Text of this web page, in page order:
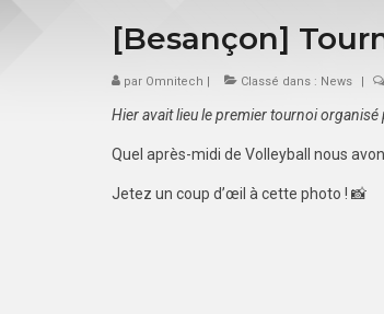
[Besançon]
par Omnitech | Classé dans : News |
Hier avait lieu le premier tournoi organisé
Quel après-midi de Volleyball nous
Jetez un coup d’œil à cette photo ! 📸